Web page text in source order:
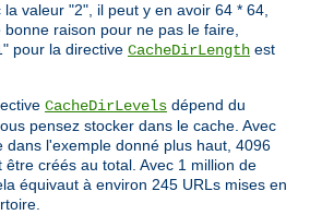
valeur "2", il peut y en avoir 64 * 64,
raison pour ne pas le faire,
pour la directive CacheDirLength est
CacheDirLevels dépend du
pensez stocker dans le cache. Avec
dans l'exemple donné plus haut, 4096
créés au total. Avec 1 million de
équivaut à environ 245 URLs mises en